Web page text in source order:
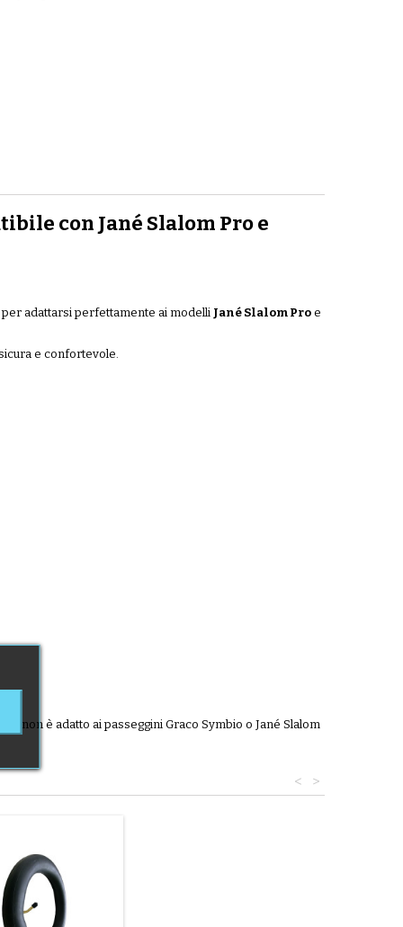
con Jané Slalom Pro e
adattarsi perfettamente ai modelli Jané Slalom Pro e
e confortevole.
non è adatto ai passeggini Graco Symbio o Jané Slalom
>
<